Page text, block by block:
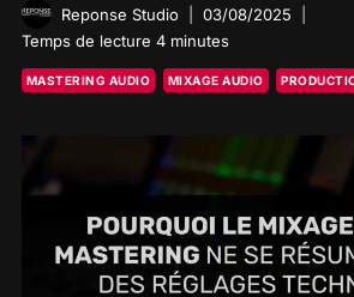
Reponse Studio
03/08/2025
Temps de lecture 4 minutes
MASTERING AUDIO MIXAGE AUDIO